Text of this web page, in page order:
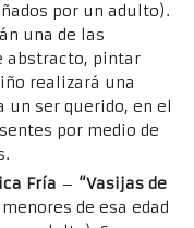
por un adulto).
una de las
abstracto, pintar
realizará una
ser querido, en el
por medio de
Fría – “Vasijas de
de esa edad